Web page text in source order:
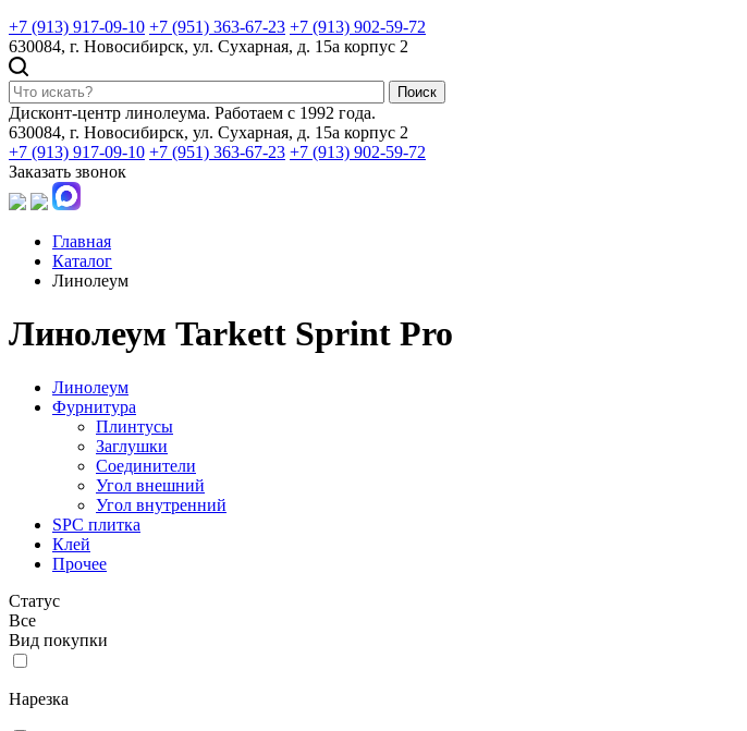
+7 (913) 917-09-10 +7 (951) 363-67-23 +7 (913) 902-59-72
630084, г. Новосибирск, ул. Сухарная, д. 15а корпус 2
Поиск
Дисконт-центр линолеума. Работаем с 1992 года.
630084, г. Новосибирск, ул. Сухарная, д. 15а корпус 2
+7 (913) 917-09-10 +7 (951) 363-67-23 +7 (913) 902-59-72
Заказать звонок
Главная
Каталог
Линолеум
Линолеум Tarkett Sprint Pro
Линолеум
Фурнитура
Плинтусы
Заглушки
Соединители
Угол внешний
Угол внутренний
SPC плитка
Клей
Прочее
Статус
Все
Вид покупки
Нарезка